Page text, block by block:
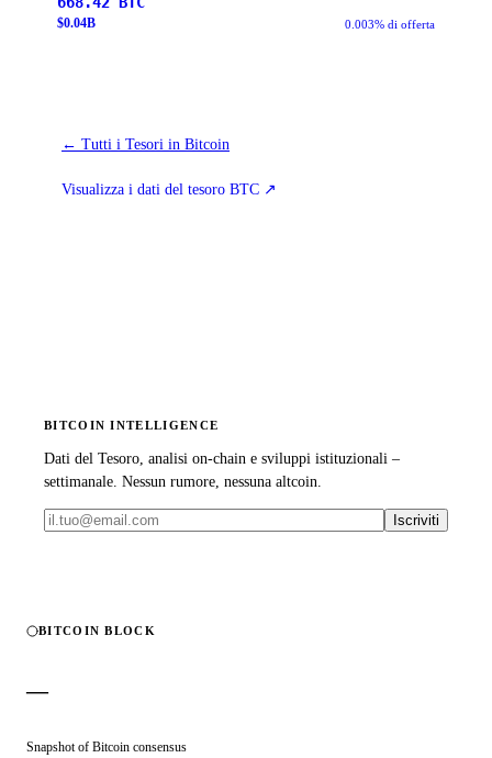
$0.04B 0.003% di offerta
← Tutti i Tesori in Bitcoin
Visualizza i dati del tesoro BTC ↗
BITCOIN INTELLIGENCE
Dati del Tesoro, analisi on-chain e sviluppi istituzionali –
settimanale. Nessun rumore, nessuna altcoin.
Iscriviti
BITCOIN BLOCK
—
Snapshot of Bitcoin consensus